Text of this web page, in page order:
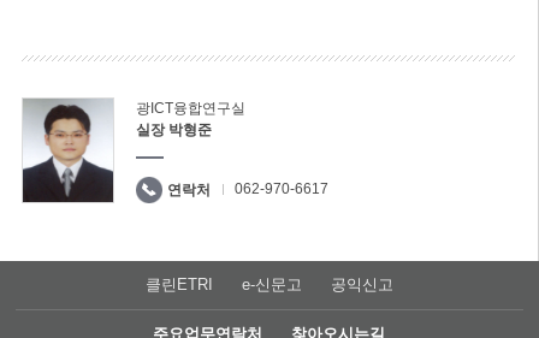
광ICT융합연구실
실장 박형준
연락처 062-970-6617
클린ETRI e-신문고 공익신고
주요업무연락처 찾아오시는길